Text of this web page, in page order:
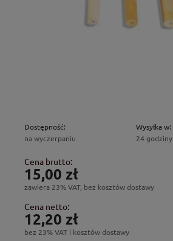
Dostępność:
na wyczerpaniu
Wysyłka w:
24 godziny
Cena brutto:
15,00 zł
zawiera 23% VAT, bez kosztów dostawy
Cena netto:
12,20 zł
bez 23% VAT i kosztów dostawy